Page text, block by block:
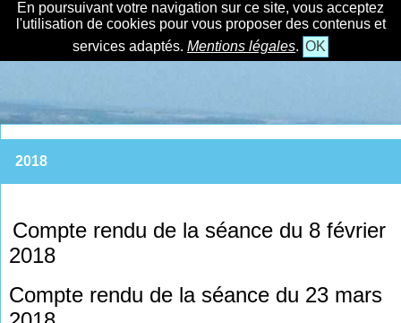
En poursuivant votre navigation sur ce site, vous acceptez
l'utilisation de cookies pour vous proposer des contenus et
services adaptés. Mentions légales. OK
2018
Compte rendu de la séance du 8 février
2018
Compte rendu de la séance du 23 mars